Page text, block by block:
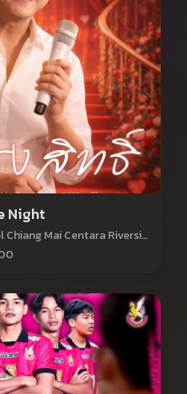
Night
Centara Riverside Hotel Chiang Mai